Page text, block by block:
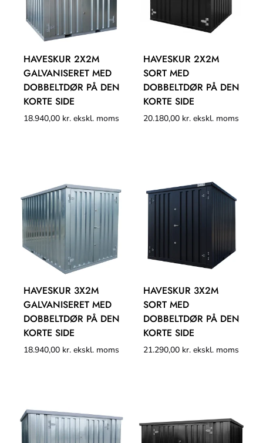
HAVESKUR 2X2M
GALVANISERET MED
DOBBELTDØR PÅ DEN
KORTE SIDE
18.940,00 kr. ekskl. moms
HAVESKUR 2X2M
SORT MED
DOBBELTDØR PÅ DEN
KORTE SIDE
20.180,00 kr. ekskl. moms
HAVESKUR 3X2M
GALVANISERET MED
DOBBELTDØR PÅ DEN
KORTE SIDE
18.940,00 kr. ekskl. moms
HAVESKUR 3X2M
SORT MED
DOBBELTDØR PÅ DEN
KORTE SIDE
21.290,00 kr. ekskl. moms